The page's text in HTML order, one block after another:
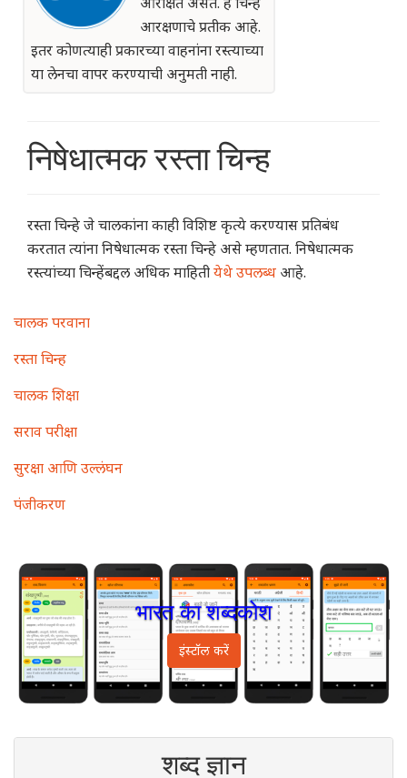
आरक्षणाचे प्रतीक आहे.
इतर कोणत्याही प्रकारच्या वाहनांना रस्त्याच्या
या लेनचा वापर करण्याची अनुमती नाही.
निषेधात्मक रस्ता चिन्ह
रस्ता चिन्हे जे चालकांना काही विशिष्ट कृत्ये करण्यास प्रतिबंध
करतात त्यांना निषेधात्मक रस्ता चिन्हे असे म्हणतात. निषेधात्मक
रस्त्यांच्या चिन्हेंबद्दल अधिक माहितीयेथे उपलब्ध आहे.
Main
navigation
चालक परवाना
रस्ता चिन्ह
चालक शिक्षा
सराव परीक्षा
सुरक्षा आणि उल्लंघन
पंजीकरण
भारत का शब्दकोश
इंस्टॉल करें
शब्द ज्ञान